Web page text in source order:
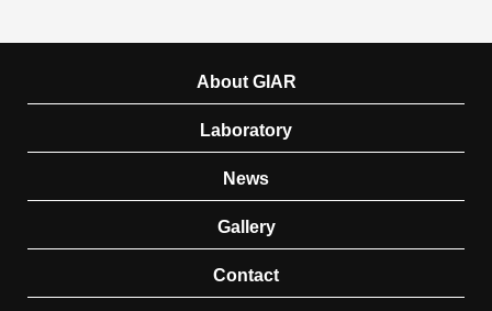
About GIAR
Laboratory
News
Gallery
Contact